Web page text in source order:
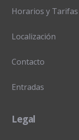
Horarios y Tarifas
Localización
Contacto
Entradas
Legal